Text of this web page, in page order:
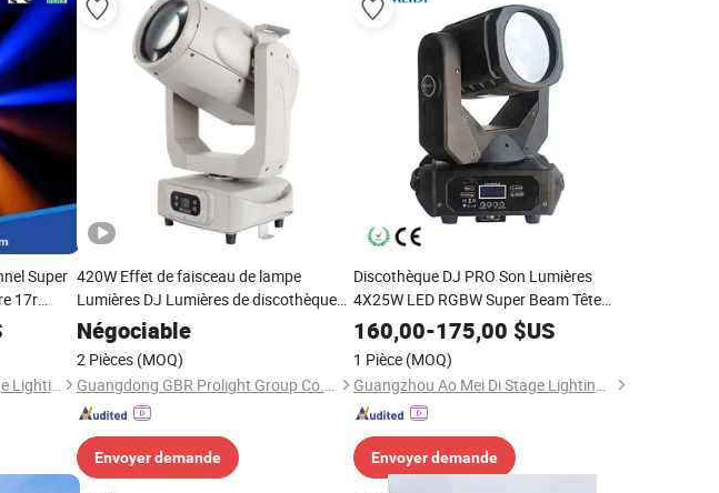
Super
17r
Guangzhou Changyuan Stage Lighting Equipment Company Limited
420W Effet de faisceau de lampe
Lumières DJ Lumières de discothèque
Lumières Super Beam Lumières Sharpy
Tête mobile
Négociable
2 Pièces (MOQ)
Guangdong GBR Prolight Group Co.,Ltd
Envoyer demande
Discothèque DJ PRO Son Lumières
4X25W LED RGBW Super Beam Tête
Mobile
160,00-175,00 $US
1 Pièce (MOQ)
Guangzhou Ao Mei Di Stage Lighting Equipment Co., Ltd.
Envoyer demande